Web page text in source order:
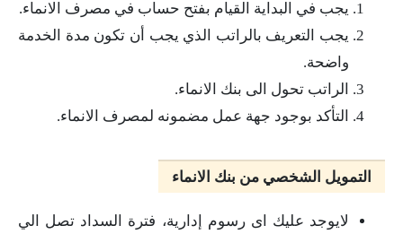
يجب في البداية القيام بفتح حساب في مصرف الانماء.
يجب التعريف بالراتب الذي يجب أن تكون مدة الخدمة
واضحة.
الراتب تحول الى بنك الانماء.
التأكد بوجود جهة عمل مضمونه لمصرف الانماء.
التمويل الشخصي من بنك الانماء
لايوجد عليك اى رسوم إدارية، فترة السداد تصل الي